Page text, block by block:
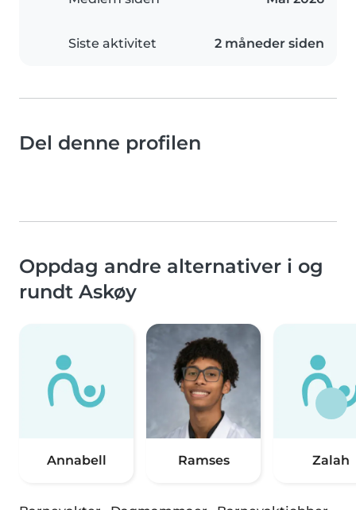
Siste aktivitet 2 måneder siden
Del denne profilen
Oppdag andre alternativer i og
rundt Askøy
Annabell Ramses Zalah